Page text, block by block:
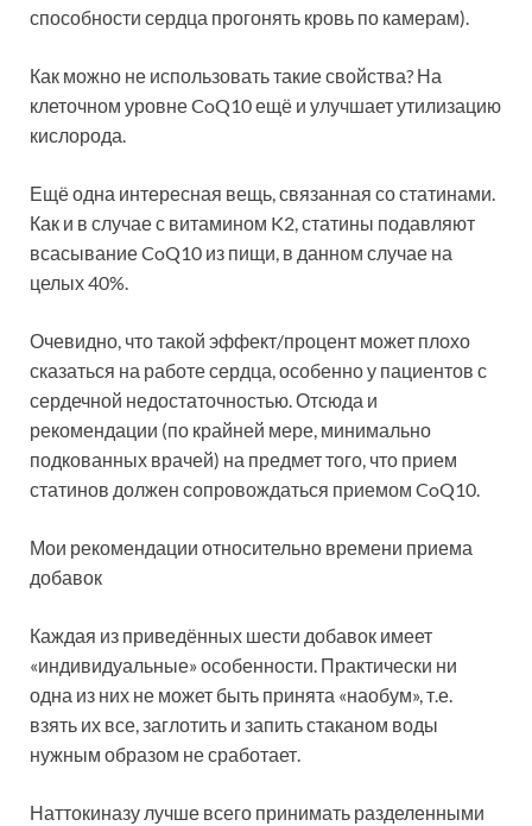
способности сердца прогонять кровь по камерам).
Как можно не использовать такие свойства? На
клеточном уровне CoQ10 ещё и улучшает утилизацию
кислорода.
Ещё одна интересная вещь, связанная со статинами.
Как и в случае с витамином K2, статины подавляют
всасывание CoQ10 из пищи, в данном случае на
целых 40%.
Очевидно, что такой эффект/процент может плохо
сказаться на работе сердца, особенно у пациентов с
сердечной недостаточностью. Отсюда и
рекомендации (по крайней мере, минимально
подкованных врачей) на предмет того, что прием
статинов должен сопровождаться приемом CoQ10.
Мои рекомендации относительно времени приема
добавок
Каждая из приведённых шести добавок имеет
«индивидуальные» особенности. Практически ни
одна из них не может быть принята «наобум», т.е.
взять их все, заглотить и запить стаканом воды
нужным образом не сработает.
Наттокиназу лучше всего принимать разделенными